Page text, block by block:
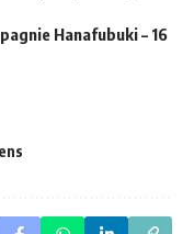
Hanafubuki – 16